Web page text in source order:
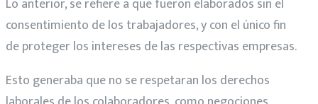
Lo anterior, se refiere a que fueron elaborados sin el
consentimiento de los trabajadores, y con el único fin
de proteger los intereses de las respectivas empresas.
Esto generaba que no se respetaran los derechos